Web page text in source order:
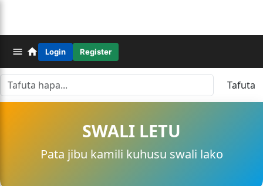
Login Register
Tafuta
SWALI LETU
Pata jibu kamili kuhusu swali lako